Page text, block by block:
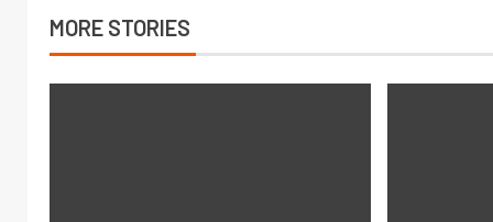
MORE STORIES